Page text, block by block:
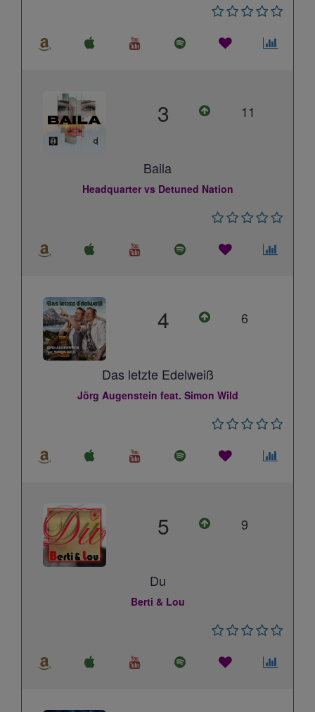
3 11
Baila
Headquarter vs Detuned Nation
4 6
Das letzte Edelweiß
Jörg Augenstein feat. Simon Wild
5 9
Du
Berti & Lou